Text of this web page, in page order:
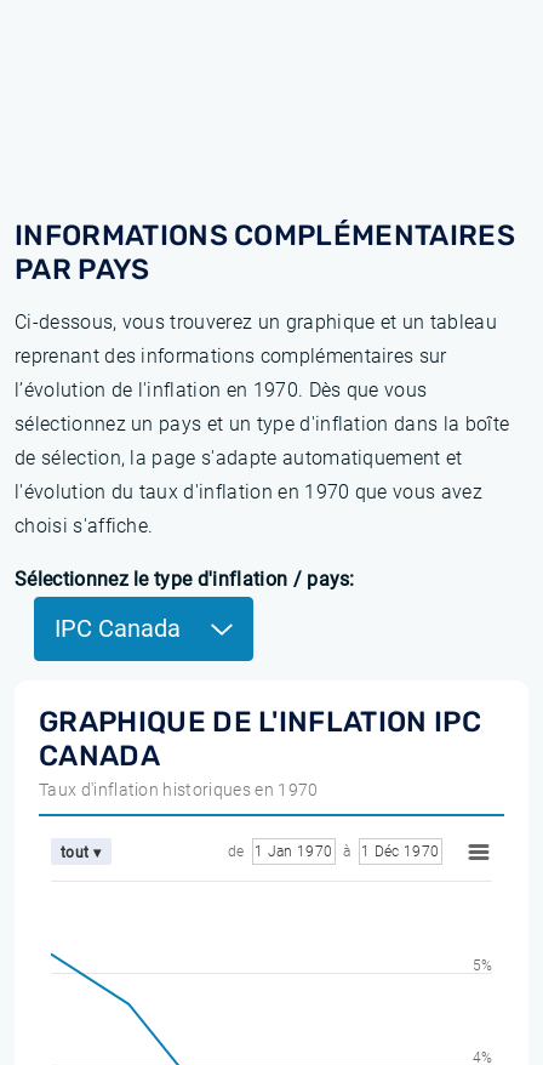
INFORMATIONS COMPLÉMENTAIRES
PAR PAYS
Ci-dessous, vous trouverez un graphique et un tableau
reprenant des informations complémentaires sur
l’évolution de l'inflation en 1970. Dès que vous
sélectionnez un pays et un type d'inflation dans la boîte
de sélection, la page s'adapte automatiquement et
l'évolution du taux d'inflation en 1970 que vous avez
choisi s'affiche.
Sélectionnez le type d'inflation / pays:
IPC Canada
GRAPHIQUE DE L'INFLATION IPC
CANADA
Taux d'inflation historiques en 1970
tout ▾ de 1 Jan 1970 à 1 Déc 1970
4%
5%